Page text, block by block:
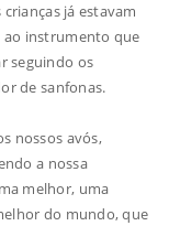
já estavam
ao instrumento que
seguindo os
de sanfonas.
nossos avós,
a nossa
melhor, uma
do mundo, que